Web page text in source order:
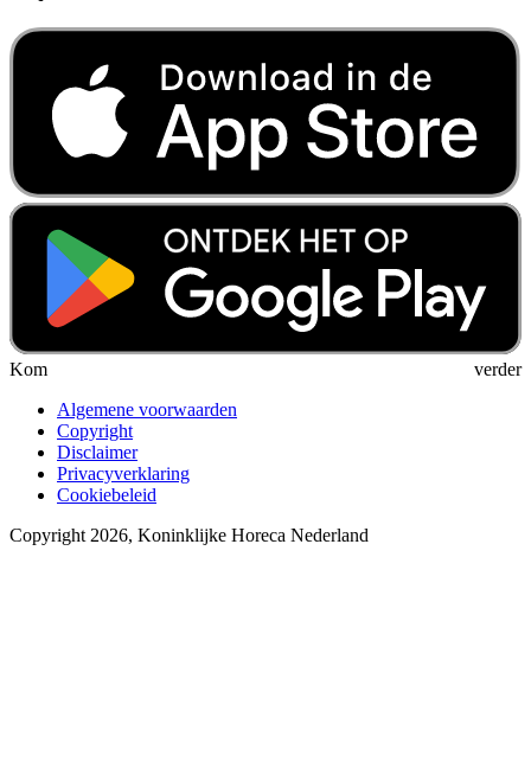
Kom verder
Algemene voorwaarden
Copyright
Disclaimer
Privacyverklaring
Cookiebeleid
Copyright 2026, Koninklijke Horeca Nederland